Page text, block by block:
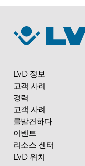
LVD 정보
고객 사례
경력
고객 사례
를발견하다
이벤트
리소스 센터
LVD 위치